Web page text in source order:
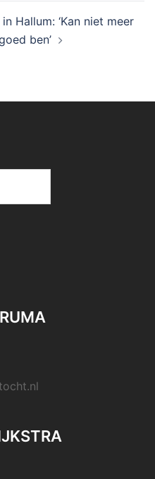
Hallum: ‘Kan niet meer
ben’